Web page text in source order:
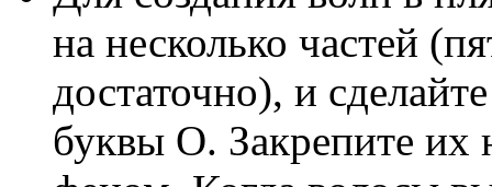
на несколько частей
достаточно), и
буквы О. Закрепите их